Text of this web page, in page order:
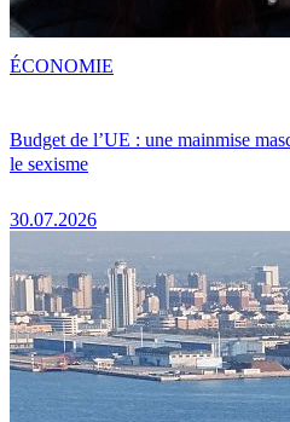
Budget de l’UE : une mainmise
le sexisme
30.07.2026
ÉCONOMIE